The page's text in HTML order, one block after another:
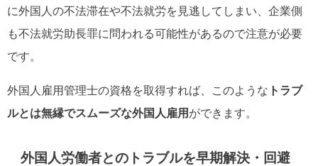
に外国人の不法滞在や不法就労を見逃してしまい、企業側
も不法就労助長罪に問われる可能性があるので注意が必要
です。
外国人雇用管理士の資格を取得すれば、このような トラブ
ルとは無縁でスムーズな外国人雇用 ができます。
外国人労働者とのトラブルを早期解決・回避